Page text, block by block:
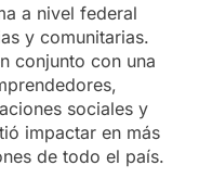
a nivel federal
y comunitarias.
conjunto con una
sociales y
impactar en más
de todo el país.